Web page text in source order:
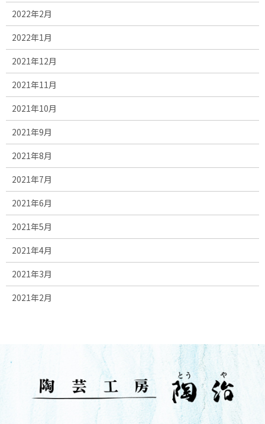
2022年2月
2022年1月
2021年12月
2021年11月
2021年10月
2021年9月
2021年8月
2021年7月
2021年6月
2021年5月
2021年4月
2021年3月
2021年2月